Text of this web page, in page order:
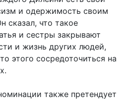
и одержимость своим
сказал, что такое
и сестры закрывают
и жизнь других людей,
этого сосредоточиться на
также претендует